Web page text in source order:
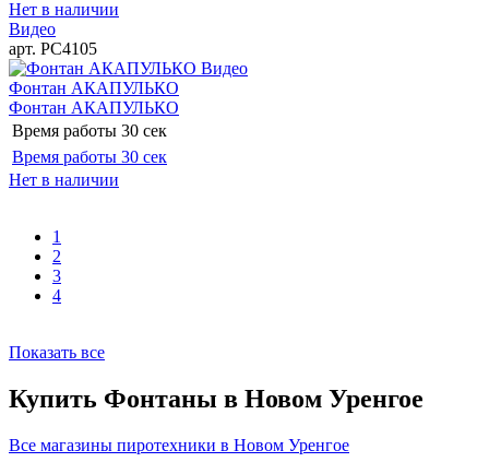
Нет в наличии
Видео
арт. РС4105
Видео
Фонтан АКАПУЛЬКО
Фонтан АКАПУЛЬКО
Время работы 30 сек
Время работы 30 сек
Нет в наличии
1
2
3
4
Показать все
Купить Фонтаны в Новом Уренгое
Все магазины пиротехники в Новом Уренгое